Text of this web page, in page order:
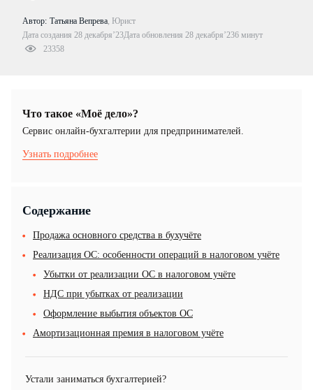
Автор: Татьяна Вепрева, Юрист
Дата создания 28 декабря’23Дата обновления 28 декабря’236 минут
23358
Что такое «Моё дело»?
Cервис онлайн-бухгалтерии для предпринимателей.
Узнать подробнее
Содержание
Продажа основного средства в бухучёте
Реализация ОС: особенности операций в налоговом учёте
Убытки от реализации ОС в налоговом учёте
НДС при убытках от реализации
Оформление выбытия объектов ОС
Амортизационная премия в налоговом учёте
Устали заниматься бухгалтерией?